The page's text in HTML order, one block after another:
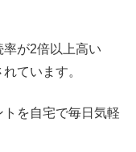
が2倍以上高い
ています。
トを自宅で毎日気軽